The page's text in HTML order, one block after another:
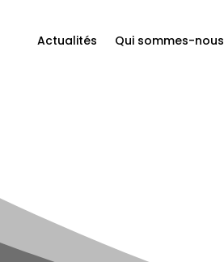
Actualités Qui sommes-nous